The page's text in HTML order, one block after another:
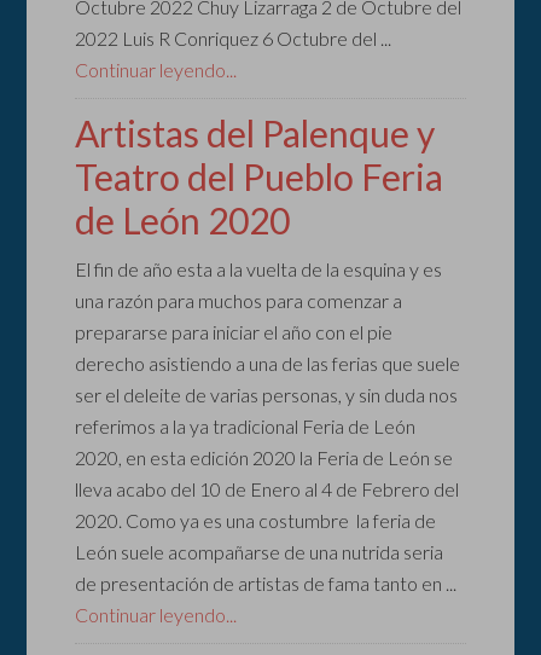
Octubre 2022 Chuy Lizarraga 2 de Octubre del
2022 Luis R Conriquez 6 Octubre del ...
Continuar leyendo...
Artistas del Palenque y
Teatro del Pueblo Feria
de León 2020
El fin de año esta a la vuelta de la esquina y es
una razón para muchos para comenzar a
prepararse para iniciar el año con el pie
derecho asistiendo a una de las ferias que suele
ser el deleite de varias personas, y sin duda nos
referimos a la ya tradicional Feria de León
2020, en esta edición 2020 la Feria de León se
lleva acabo del 10 de Enero al 4 de Febrero del
2020. Como ya es una costumbre la feria de
León suele acompañarse de una nutrida seria
de presentación de artistas de fama tanto en ...
Continuar leyendo...